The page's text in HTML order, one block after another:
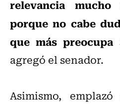
relevancia
porque no cabe
que más
agregó el senador.
Asimismo,